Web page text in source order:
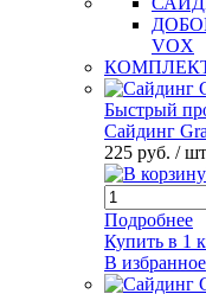
VOX
Быстрый
Сайдинг
225 руб. / шт
Подробнее
Купить в 1
В избранное